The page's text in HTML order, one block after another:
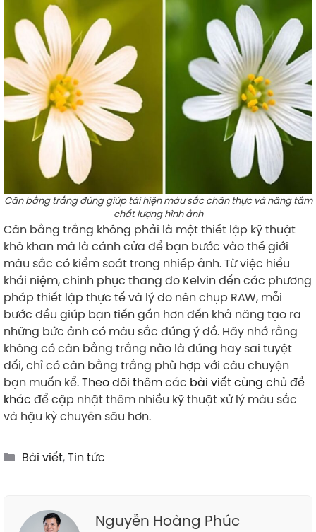
Cân bằng trắng đúng giúp tái hiện màu sắc chân thực và nâng tầm
chất lượng hình ảnh
Cân bằng trắng không phải là một thiết lập kỹ thuật
khô khan mà là cánh cửa để bạn bước vào thế giới
màu sắc có kiểm soát trong nhiếp ảnh. Từ việc hiểu
khái niệm, chinh phục thang đo Kelvin đến các phương
pháp thiết lập thực tế và lý do nên chụp RAW, mỗi
bước đều giúp bạn tiến gần hơn đến khả năng tạo ra
những bức ảnh có màu sắc đúng ý đồ. Hãy nhớ rằng
không có cân bằng trắng nào là đúng hay sai tuyệt
đối, chỉ có cân bằng trắng phù hợp với câu chuyện
bạn muốn kể.Theo dõi thêmcác bài viết cùng chủ đề
khác để cập nhật thêm nhiều kỹ thuật xử lý màu sắc
và hậu kỳ chuyên sâu hơn.
Categories
Bài viết,Tin tức
Nguyễn Hoàng Phúc